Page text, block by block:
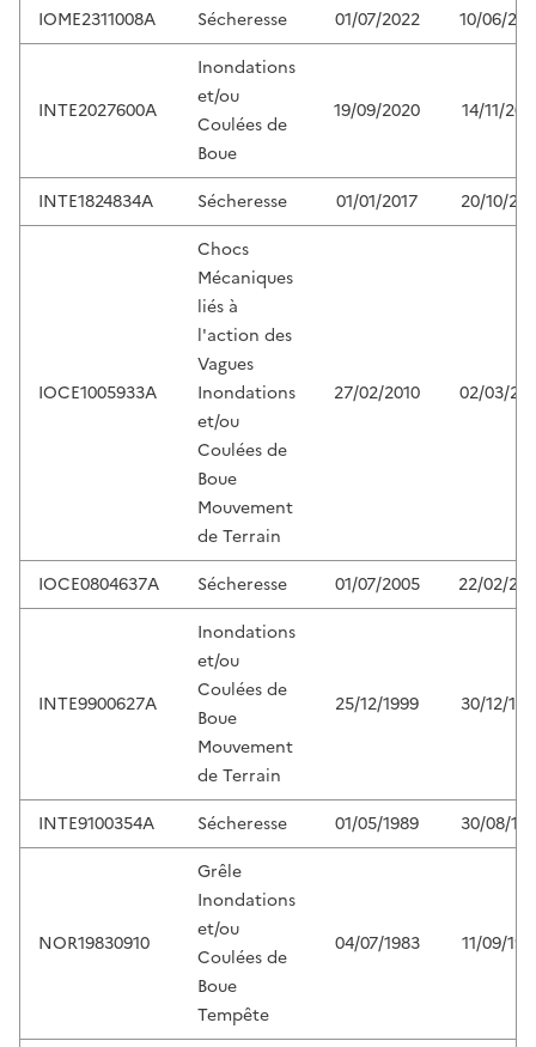
IOME2311008A
Sécheresse 01/07/2022 10/06/
INTE2027600A
Inondations
et/ou
Coulées de
Boue
19/09/2020 14/11/
INTE1824834A Sécheresse 01/01/2017 20/10/
IOCE1005933A
Chocs
Mécaniques
liés à
l'action des
Vagues
Inondations
et/ou
Coulées de
Boue
Mouvement
de Terrain
27/02/2010 02/03/
IOCE0804637A Sécheresse 01/07/2005 22/02/
INTE9900627A
Inondations
et/ou
Coulées de
Boue
Mouvement
de Terrain
25/12/1999 30/12/
INTE9100354A Sécheresse 01/05/1989 30/08/
NOR19830910
Grêle
Inondations
et/ou
Coulées de
Boue
Tempête
04/07/1983 11/09/